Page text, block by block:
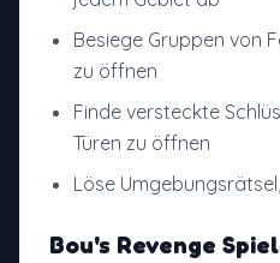
Besiege Gruppen von
zu öffnen
Finde versteckte
Türen zu öffnen
Löse
Bou's Revenge